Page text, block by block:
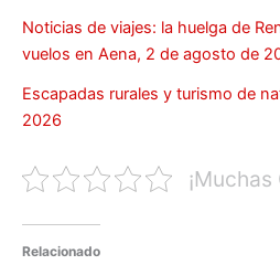
Noticias de viajes: la huelga de
vuelos en Aena, 2 de agosto de
Escapadas rurales y turismo de
2026
Relacionado